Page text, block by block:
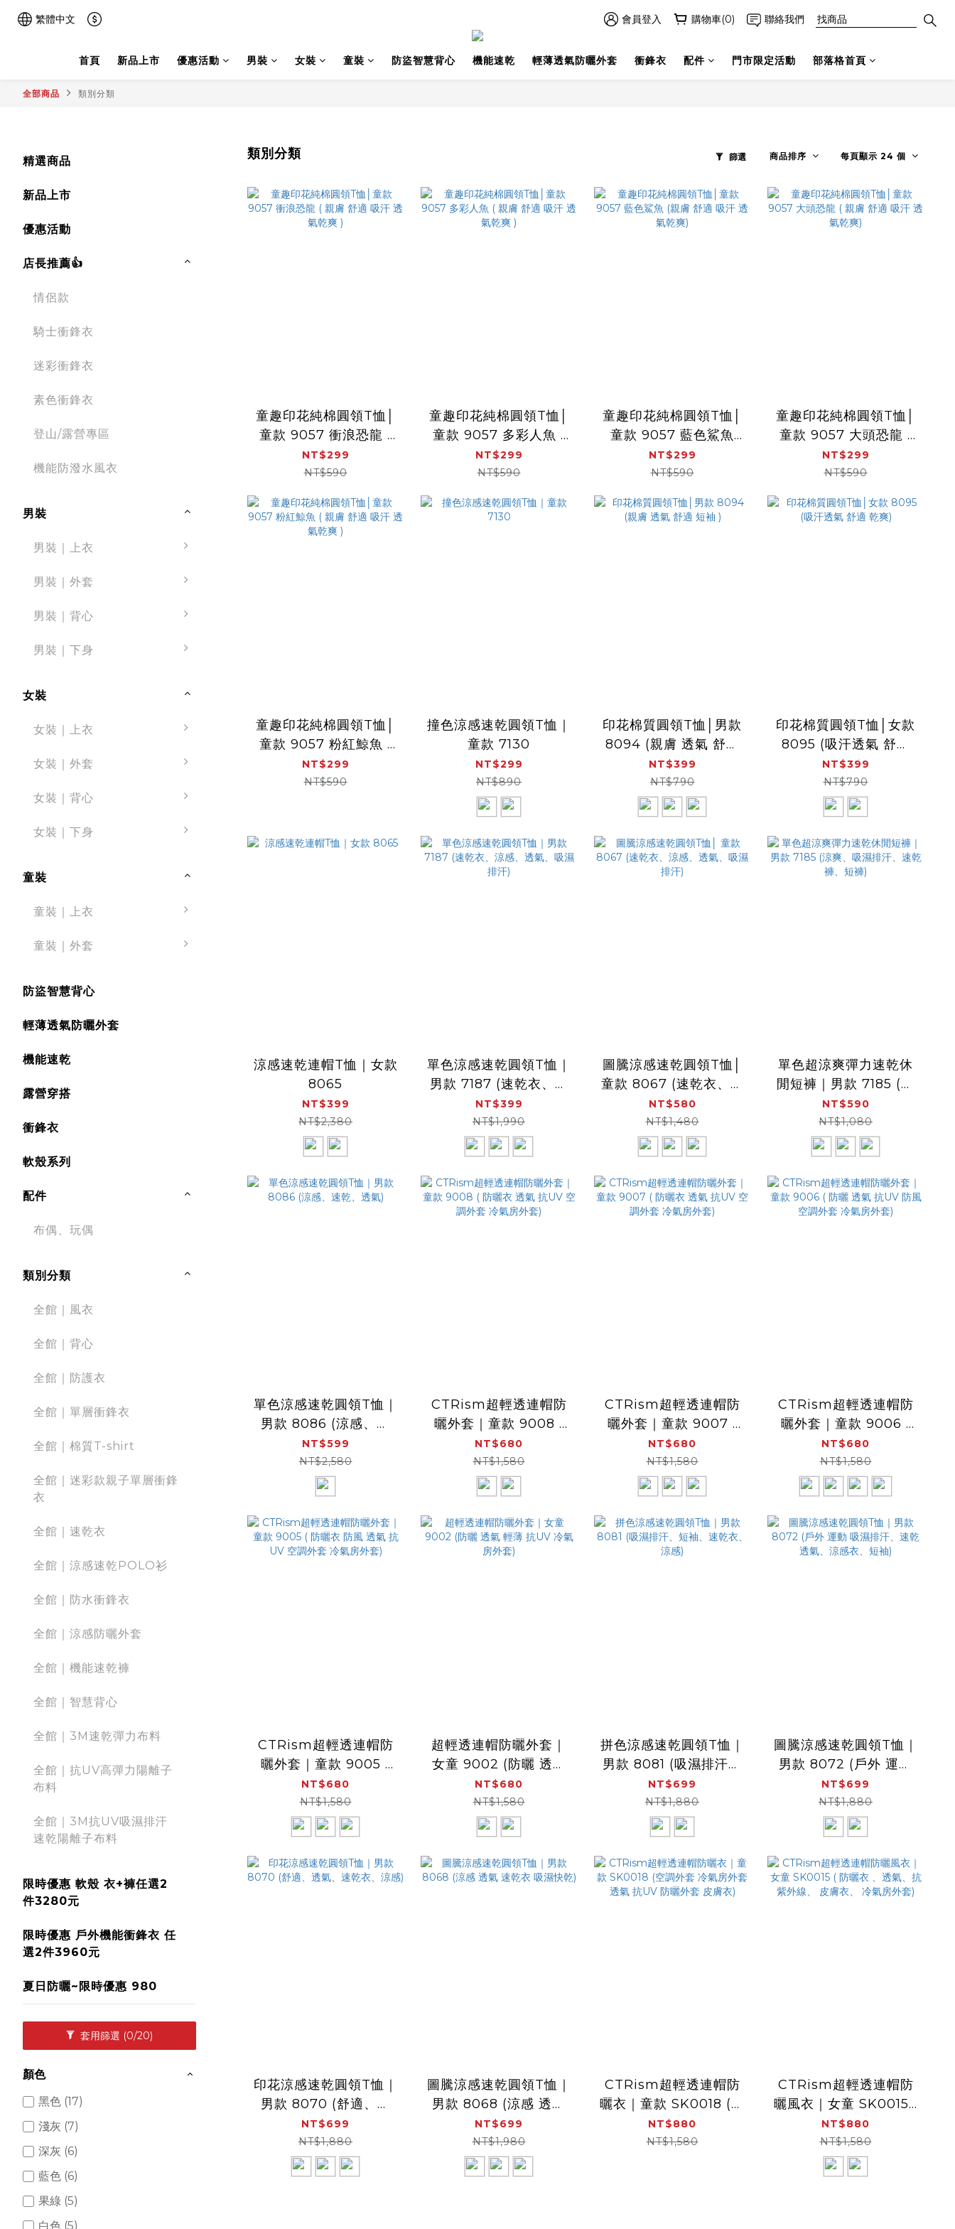
繁體中文 會員登入 購物車(0) 聯絡我們
首頁 新品上市 優惠活動 男裝 女裝 童裝 防盜智慧背心 機能速乾 輕薄透氣防曬外套 衝鋒衣 配件 門市限定活動 部落格首頁
全部商品 類別分類
精選商品
新品上市
優惠活動
店長推薦👍
情侶款
騎士衝鋒衣
迷彩衝鋒衣
素色衝鋒衣
登山/露營專區
機能防潑水風衣
男裝
男裝｜上衣
男裝｜外套
男裝｜背心
男裝｜下身
女裝
女裝｜上衣
女裝｜外套
女裝｜背心
女裝｜下身
童裝
童裝｜上衣
童裝｜外套
防盜智慧背心
輕薄透氣防曬外套
機能速乾
露營穿搭
衝鋒衣
軟殼系列
配件
布偶、玩偶
類別分類
全館｜風衣
全館｜背心
全館｜防護衣
全館｜單層衝鋒衣
全館｜棉質T-shirt
全館｜迷彩款親子單層衝鋒
衣
全館｜速乾衣
全館｜涼感速乾POLO衫
全館｜防水衝鋒衣
全館｜涼感防曬外套
全館｜機能速乾褲
全館｜智慧背心
全館｜3M速乾彈力布料
全館｜抗UV高彈力陽離子
布料
全館｜3M抗UV吸濕排汗
速乾陽離子布料
限時優惠 軟殼 衣+褲任選2
件3280元
限時優惠 戶外機能衝鋒衣 任
選2件3960元
夏日防曬~限時優惠 980
套用篩選 (0/20)
顏色
黑色 (17)
淺灰 (7)
深灰 (6)
藍色 (6)
果綠 (5)
白色 (5)
類別分類 篩選 商品排序 每頁顯示 24 個
童趣印花純棉圓領T恤│
童款 9057 衝浪恐龍 (
親膚 舒適 吸汗 透氣乾
爽 )
NT$299
NT$590
童趣印花純棉圓領T恤│
童款 9057 多彩人魚 (
親膚 舒適 吸汗 透氣乾
爽 )
NT$299
NT$590
童趣印花純棉圓領T恤│
童款 9057 藍色鯊魚
(親膚 舒適 吸汗 透氣乾
爽)
NT$299
NT$590
童趣印花純棉圓領T恤│
童款 9057 大頭恐龍 (
親膚 舒適 吸汗 透氣乾
爽)
NT$299
NT$590
童趣印花純棉圓領T恤│
童款 9057 粉紅鯨魚 (
親膚 舒適 吸汗 透氣乾
爽 )
NT$299
NT$590
撞色涼感速乾圓領T恤｜
童款 7130
NT$299
NT$890
印花棉質圓領T恤│男款
8094 (親膚 透氣 舒適
短袖 )
NT$399
NT$790
印花棉質圓領T恤│女款
8095 (吸汗透氣 舒適
乾爽)
NT$399
NT$790
涼感速乾連帽T恤｜女款
8065
NT$399
NT$2,380
單色涼感速乾圓領T恤｜
男款 7187 (速乾衣、涼
感、透氣、吸濕排汗)
NT$399
NT$1,990
圖騰涼感速乾圓領T恤│
童款 8067 (速乾衣、涼
感、透氣、吸濕排汗)
NT$580
NT$1,480
單色超涼爽彈力速乾休
閒短褲｜男款 7185 (涼
爽、吸濕排汗、速乾
褲、短褲)
NT$590
NT$1,080
單色涼感速乾圓領T恤｜
男款 8086 (涼感、速
乾、透氣)
NT$599
NT$2,580
CTRism超輕透連帽防
曬外套｜童款 9008 (
防曬衣 透氣 抗UV 空調
外套 冷氣房外套)
NT$680
NT$1,580
CTRism超輕透連帽防
曬外套｜童款 9007 (
外套 冷氣房外套)
NT$680
NT$1,580
CTRism超輕透連帽防
曬外套｜童款 9006 (
空調外套 冷氣房外套)
NT$680
NT$1,580
CTRism超輕透連帽防
曬外套｜童款 9005 (
空調外套 冷氣房外套)
NT$680
NT$1,580
超輕透連帽防曬外套｜
女童 9002 (防曬 透氣
輕薄 抗UV 冷氣房外套)
NT$680
NT$1,580
拼色涼感速乾圓領T恤｜
男款 8081 (吸濕排汗、
短袖、速乾衣、涼感)
NT$699
NT$1,880
圖騰涼感速乾圓領T恤｜
男款 8072 (戶外 運動
吸濕排汗、速乾透氣、
涼感衣、短袖)
NT$699
NT$1,880
印花涼感速乾圓領T恤｜
男款 8070 (舒適、透
氣、速乾衣、涼感)
NT$699
NT$1,880
圖騰涼感速乾圓領T恤｜
男款 8068 (涼感 透氣
速乾衣 吸濕快乾)
NT$699
NT$1,980
CTRism超輕透連帽防
曬衣｜童款 SK0018 (空
調外套 冷氣房外套 透氣
抗UV 防曬外套 皮膚衣)
NT$880
NT$1,580
CTRism超輕透連帽防
曬風衣｜女童 SK0015 (
防曬衣 、透氣、抗紫外
線、 皮膚衣、 冷氣房外
套)
NT$880
NT$1,580